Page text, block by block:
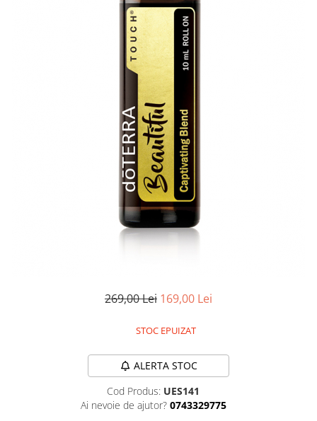
269,00 Lei 169,00 Lei
STOC EPUIZAT
ALERTA STOC
Cod Produs: UES141
Ai nevoie de ajutor? 0743329775